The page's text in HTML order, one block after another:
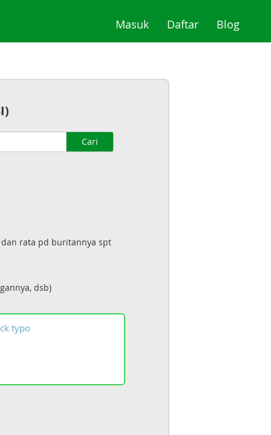
Masuk(current)
Daftar(current)
Blog
Cari
rata pd buritannya spt
dsb)
typo